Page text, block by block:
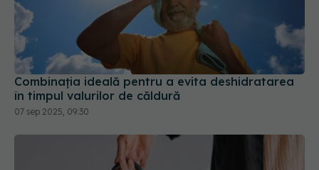
Combinația ideală pentru a evita deshidratarea
în timpul valurilor de căldură
07 sep 2025, 09:30